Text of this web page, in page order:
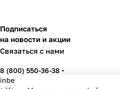
Подписаться
на новости и акции
Связаться с нами
8 (800) 550-36-38
inbenzo35@list.ru